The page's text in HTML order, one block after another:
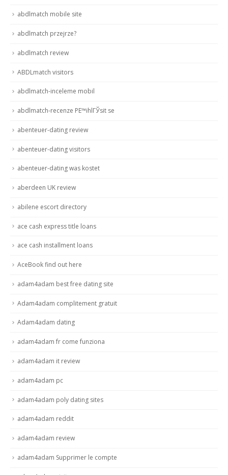
abdlmatch mobile site
abdlmatch przejrze?
abdlmatch review
ABDLmatch visitors
abdlmatch-inceleme mobil
abdlmatch-recenze PЕ™ihlГЎsit se
abenteuer-dating review
abenteuer-dating visitors
abenteuer-dating was kostet
aberdeen UK review
abilene escort directory
ace cash express title loans
ace cash installment loans
AceBook find out here
adam4adam best free dating site
Adam4adam complitement gratuit
Adam4adam dating
adam4adam fr come funziona
adam4adam it review
adam4adam pc
adam4adam poly dating sites
adam4adam reddit
adam4adam review
adam4adam Supprimer le compte